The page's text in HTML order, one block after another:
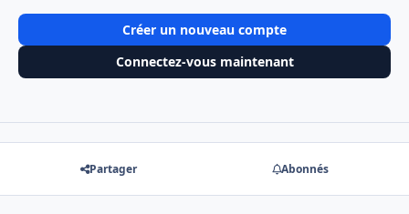
Créer un nouveau compte
Connectez-vous maintenant
Partager Abonnés